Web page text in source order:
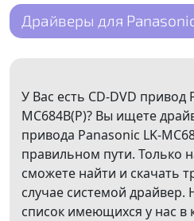
Драйверы для
У Вас есть CD-DVD привод
MC684B(P)? Вы ищете
привода Panasonic LK-
правильном пути. Только
сможете найти и скачать
случае системой
список имеющихся у нас в